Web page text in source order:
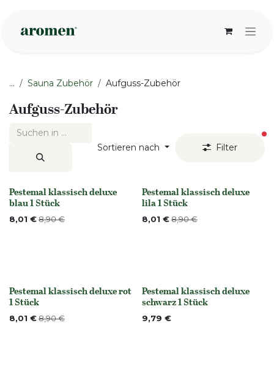
... Sauna Zubehör Aufguss-Zubehör
Aufguss-Zubehör
Sortieren nach Filter
Nicht vorrättig
Pestemal klassisch deluxe
blau 1 Stück
8,01 €8,90€
None
Pestemal klassisch deluxe
lila 1 Stück
8,01 €8,90€
None
Pestemal klassisch deluxe rot
1 Stück
8,01 €8,90€ Nicht vorrättig
Pestemal klassisch deluxe
schwarz 1 Stück
9,79 €